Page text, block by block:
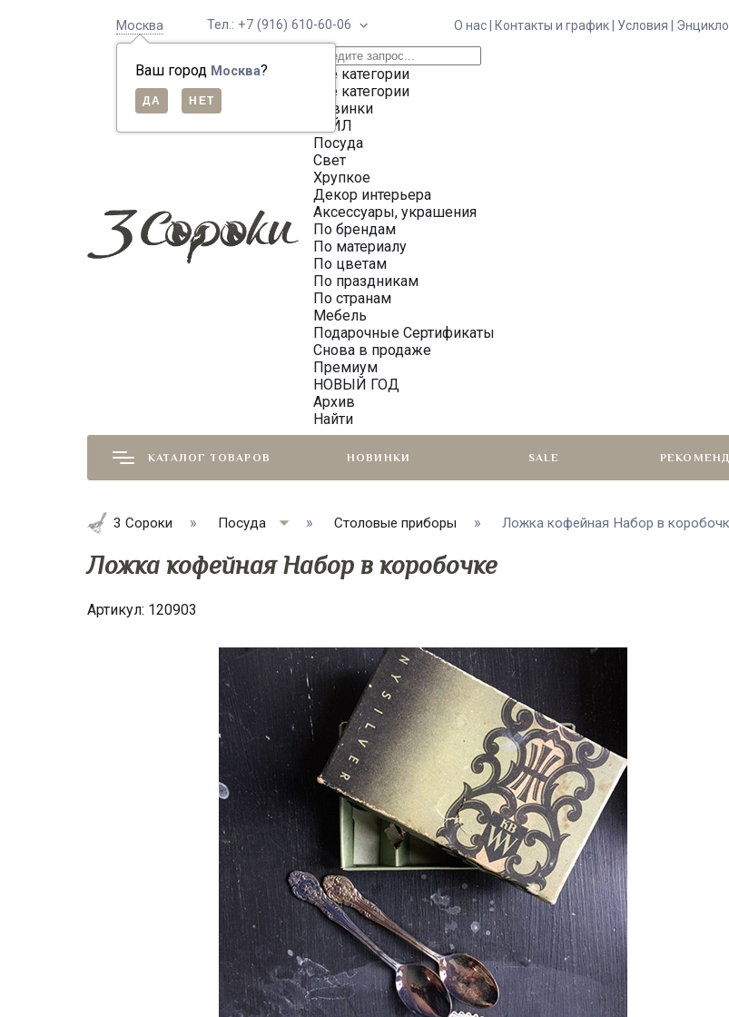
Москва
Ваш город Москва?
Тел.: +7 (916) 610-60-06 О нас | Контакты и график | Условия |
Все категории
Все категории
Новинки
СЕЙЛ
Посуда
Свет
Хрупкое
Декор интерьера
Аксессуары, украшения
По брендам
По материалу
По цветам
По праздникам
По странам
Мебель
Подарочные Сертификаты
Снова в продаже
Премиум
НОВЫЙ ГОД
Архив
Найти
КАТАЛОГ ТОВАРОВ НОВИНКИ SALE
3 Сороки Посуда Столовые приборы Ложка кофейная Набор в
Ложка кофейная Набор в коробочке
Артикул: 120903